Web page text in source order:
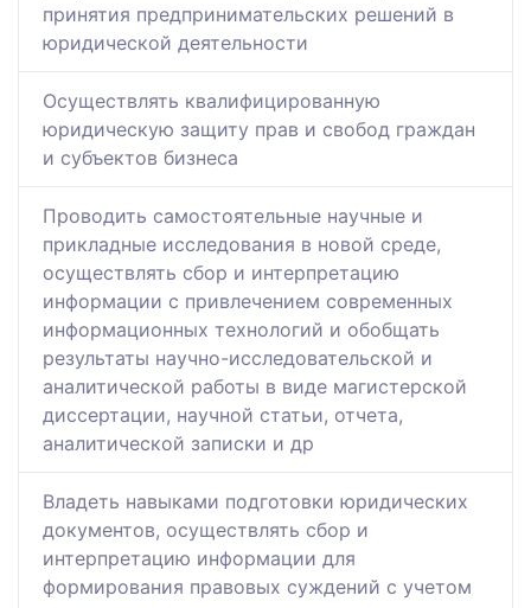
принятия предпринимательских решений в
юридической деятельности
Осуществлять квалифицированную
юридическую защиту прав и свобод граждан
и субъектов бизнеса
Проводить самостоятельные научные и
прикладные исследования в новой среде,
осуществлять сбор и интерпретацию
информации с привлечением современных
информационных технологий и обобщать
результаты научно-исследовательской и
аналитической работы в виде магистерской
диссертации, научной статьи, отчета,
аналитической записки и др
Владеть навыками подготовки юридических
документов, осуществлять сбор и
интерпретацию информации для
формирования правовых суждений с учетом